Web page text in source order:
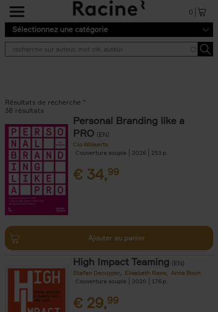
Aller au contenu principal
0
Sélectionnez une catégorie
Résultats de recherche ''
38 résultats
Personal Branding like a
PRO (EN)
Clo Willaerts
Couverture souple
2026 253
€ 34,99
Ajouter au panier
High Impact Teaming (EN)
Stefan Decuyper Elisabeth Raes
Anne Boon
Couverture souple
2020 176
€ 29,99